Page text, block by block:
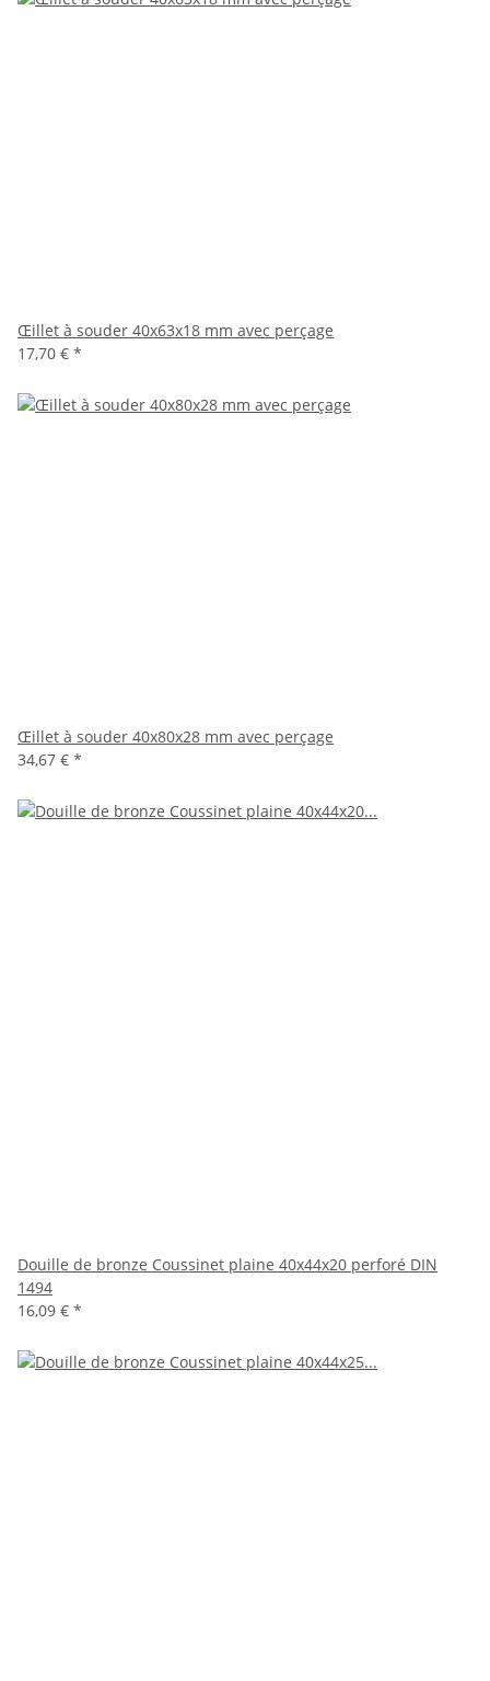
Œillet à souder 40x63x18 mm avec perçage
17,70 € *
Œillet à souder 40x80x28 mm avec perçage
34,67 € *
Douille de bronze Coussinet plaine 40x44x20 perforé DIN
1494
16,09 € *